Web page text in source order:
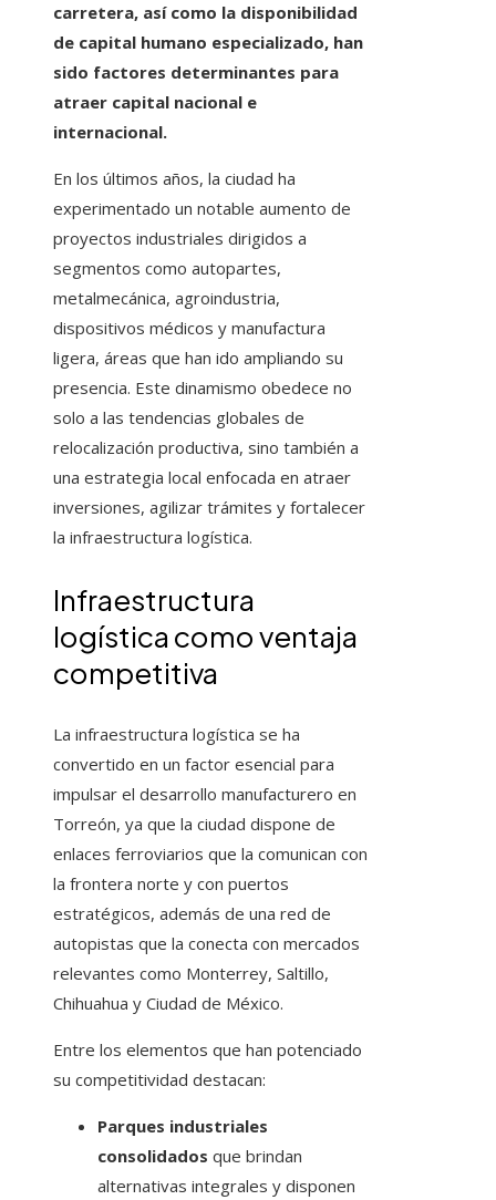
carretera, así como la disponibilidad
de capital humano especializado, han
sido factores determinantes para
atraer capital nacional e
internacional.
En los últimos años, la ciudad ha
experimentado un notable aumento de
proyectos industriales dirigidos a
segmentos como autopartes,
metalmecánica, agroindustria,
dispositivos médicos y manufactura
ligera, áreas que han ido ampliando su
presencia. Este dinamismo obedece no
solo a las tendencias globales de
relocalización productiva, sino también a
una estrategia local enfocada en atraer
inversiones, agilizar trámites y fortalecer
la infraestructura logística.
Infraestructura
logística como ventaja
competitiva
La infraestructura logística se ha
convertido en un factor esencial para
impulsar el desarrollo manufacturero en
Torreón, ya que la ciudad dispone de
enlaces ferroviarios que la comunican con
la frontera norte y con puertos
estratégicos, además de una red de
autopistas que la conecta con mercados
relevantes como Monterrey, Saltillo,
Chihuahua y Ciudad de México.
Entre los elementos que han potenciado
su competitividad destacan:
Parques industriales
consolidados que brindan
alternativas integrales y disponen